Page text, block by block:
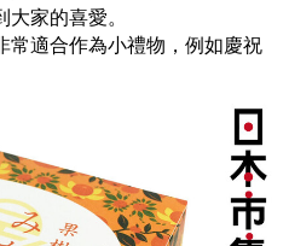
家的喜愛。
常適合作為小禮物，例如慶祝